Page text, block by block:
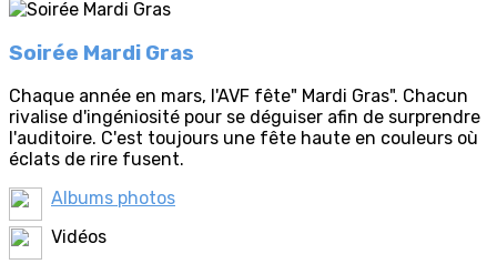
Soirée Mardi Gras
Chaque année en mars, l'AVF fête" Mardi Gras". Chacun
rivalise d'ingéniosité pour se déguiser afin de surprendre
l'auditoire. C'est toujours une fête haute en couleurs où
éclats de rire fusent.
Albums photos
Vidéos